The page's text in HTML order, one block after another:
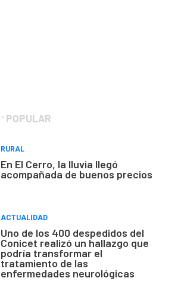
POPULAR
RURAL
En El Cerro, la lluvia llegó
acompañada de buenos precios
ACTUALIDAD
Uno de los 400 despedidos del
Conicet realizó un hallazgo que
podría transformar el
tratamiento de las
enfermedades neurológicas